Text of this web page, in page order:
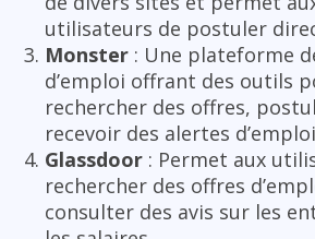
utilisateurs de postuler
Monster : Une plateforme
d’emploi offrant des outils
rechercher des offres,
recevoir des alertes
Glassdoor : Permet aux
rechercher des offres
consulter des avis sur les